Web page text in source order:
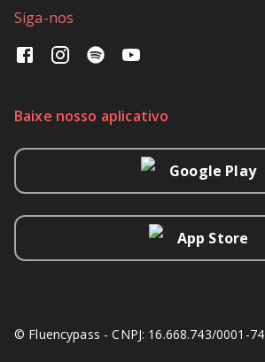
Siga-nos
Baixe nosso aplicativo
Google Play
App Store
© Fluencypass - CNPJ: 16.668.743/0001-74